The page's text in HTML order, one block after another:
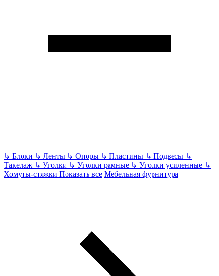
↳ Блоки ↳ Ленты ↳ Опоры ↳ Пластины ↳ Подвесы ↳
Такелаж ↳ Уголки ↳ Уголки рамные ↳ Уголки усиленные ↳
Хомуты-стяжки Показать все Мебельная фурнитура